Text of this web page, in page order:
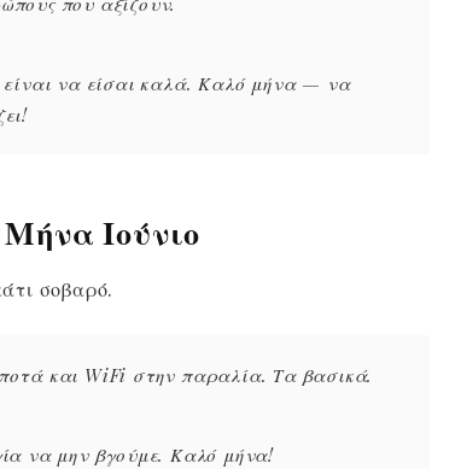
είναι να είσαι καλά. Καλό μήνα — να
Ιούνιο
σοβαρό.
και WiFi στην παραλία. Τα βασικά.
να μην βγούμε. Καλό μήνα!